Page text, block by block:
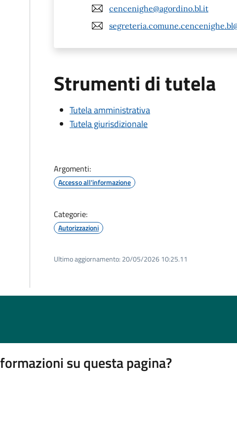
cencenighe@agordino.bl.it
Strumenti di tutela
Tutela amministrativa
Tutela giurisdizionale
Argomenti:
Accesso all'informazione
Categorie:
Autorizzazioni
Ultimo aggiornamento: 20/05/2026 10:25.11
su questa pagina?